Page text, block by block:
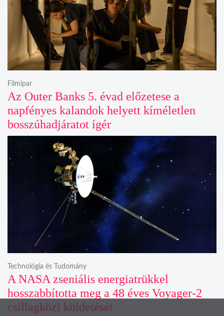
Az Outer Banks 5. évad előzetese a
napfényes kalandok helyett kíméletlen
bosszúhadjáratot ígér
Filmipar
A NASA zseniális energiatrükkel
hosszabbította meg a 48 éves Voyager-2
csillagközi küldetését
Technológia és Tudomány